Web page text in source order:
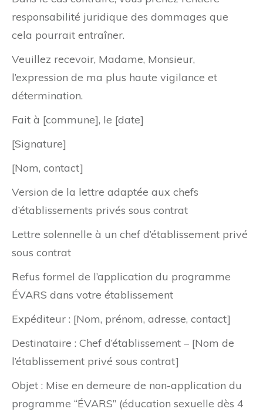
responsabilité juridique des dommages que
cela pourrait entraîner.
Veuillez recevoir, Madame, Monsieur,
l’expression de ma plus haute vigilance et
détermination.
Fait à [commune], le [date]
[Signature]
[Nom, contact]
Version de la lettre adaptée aux chefs
d’établissements privés sous contrat
Lettre solennelle à un chef d’établissement privé
sous contrat
Refus formel de l’application du programme
ÉVARS dans votre établissement
Expéditeur : [Nom, prénom, adresse, contact]
Destinataire : Chef d’établissement – [Nom de
l’établissement privé sous contrat]
Objet : Mise en demeure de non-application du
programme “ÉVARS” (éducation sexuelle dès 4